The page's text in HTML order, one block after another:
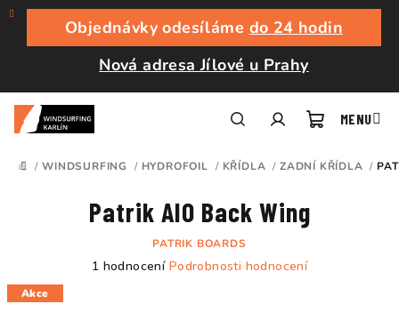
Přejít
obsah
Objednávky odesíláme do 24 hodin
Nová adresa Jílové u Prahy
DOMŮ
/ WINDSURFING / HYDROFOIL / KŘÍDLA / ZADNÍ KŘÍDLA /
Patrik AIO Back Wing
PATRIK BOARDS
Průměrné
1 hodnocení Podrobnosti hodnocení
Akce